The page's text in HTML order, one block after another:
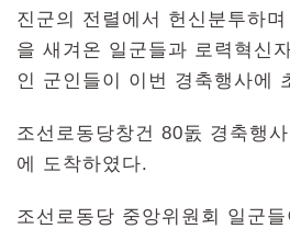
진군의 전렬에서 헌신분투하
을 새겨온 일군들과 로력혁신
인 군인들이 이번 경축행사에
조선로동당창건 80돐 경축행
에 도착하였다.
조선로동당 중앙위원회 일군